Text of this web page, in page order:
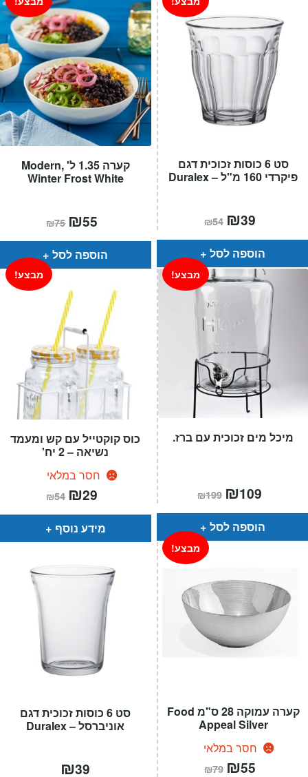
קערה 1.35 ל' ,Modern
Winter Frost White
₪75 המחיר
המקורי
היה:
₪75.
₪55
הוא:
הוספה לסל
סט 6 כוסות זכוכית דגם
פיקרדי 160 מ"ל – Duralex
₪54 המחיר
המקורי
היה:
₪54.
₪39
הוא:
הוספה לסל
כוס קוקטייל עם קש ומעמד
נשיאה – 2 יח'
חסר במלאי
מבצע!
₪54 המחיר
המקורי
היה:
₪54.
₪29
הוא:
מידע נוסף
מיכל מים זכוכית עם ברז.
מבצע!
₪199 המחיר
המקורי
היה:
₪199.
₪109
הוא:
הוספה לסל
סט 6 כוסות זכוכית דגם
אוניברסל – Duralex
₪39
קערה עמוקה 28 ס"מ Food
Appeal Silver
חסר במלאי
מבצע!
₪79 המחיר
המקורי
₪55